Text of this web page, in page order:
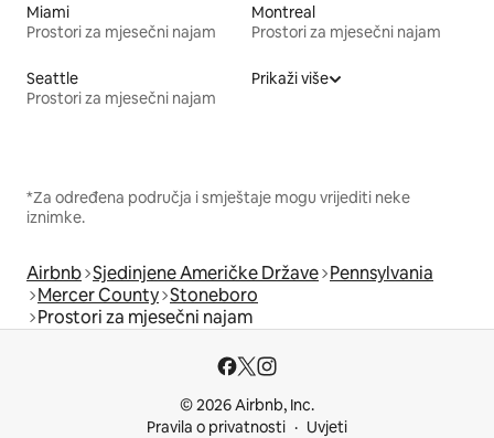
Miami
Prostori za mjesečni najam
Montreal
Prostori za mjesečni najam
Seattle
Prostori za mjesečni najam
Prikaži više
*Za određena područja i smještaje mogu vrijediti neke
iznimke.
Airbnb Sjedinjene Američke Države Pennsylvania
Mercer County Stoneboro
Prostori za mjesečni najam
© 2026 Airbnb, Inc.
Pravila o privatnosti
Uvjeti